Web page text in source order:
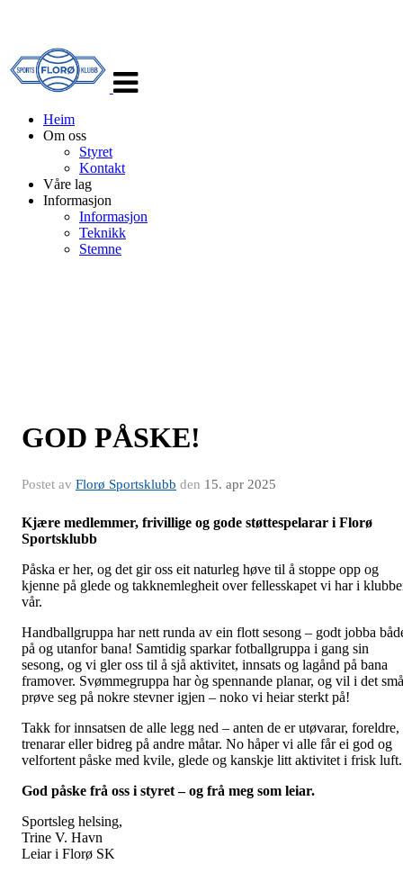
navigasjon
Heim
Om oss
Styret
Kontakt
Våre lag
Informasjon
Informasjon
Teknikk
Stemne
GOD PÅSKE!
Postet av Florø Sportsklubb den 15. apr 2025
Kjære medlemmer, frivillige og gode støttespelarar i Florø
Sportsklubb
Påska er her, og det gir oss eit naturleg høve til å stoppe opp og
kjenne på glede og takknemlegheit over fellesskapet vi har i
vår.
Handballgruppa har nett runda av ein flott sesong – godt jobba
på og utanfor bana! Samtidig sparkar fotballgruppa i gang sin
sesong, og vi gler oss til å sjå aktivitet, innsats og lagånd på bana
framover. Svømmegruppa har òg spennande planar, og vil i det små
prøve seg på nokre stevner igjen – noko vi heiar sterkt på!
Takk for innsatsen de alle legg ned – anten de er utøvarar, foreldre,
trenarar eller bidreg på andre måtar. No håper vi alle får ei god og
velfortent påske med kvile, glede og kanskje litt aktivitet i frisk luft.
God påske frå oss i styret – og frå meg som leiar.
Sportsleg helsing,
Trine V. Havn
Leiar i Florø SK